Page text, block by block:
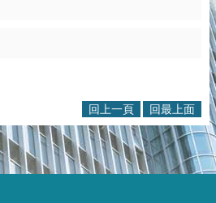
回上一頁 回最上面